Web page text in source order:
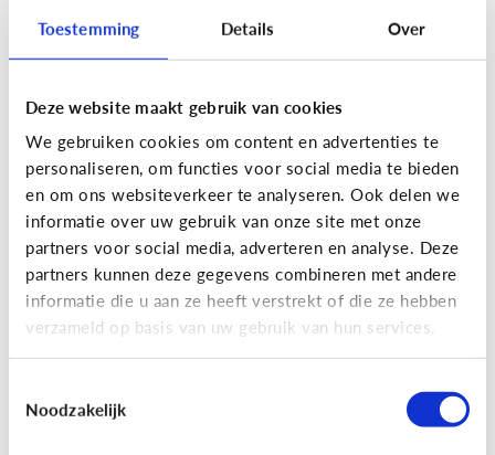
Toestemming Details Over
Deze website maakt gebruik van cookies
We gebruiken cookies om content en advertenties te
personaliseren, om functies voor social media te bieden
en om ons websiteverkeer te analyseren. Ook delen we
informatie over uw gebruik van onze site met onze
partners voor social media, adverteren en analyse. Deze
partners kunnen deze gegevens combineren met andere
informatie die u aan ze heeft verstrekt of die ze hebben
verzameld op basis van uw gebruik van hun services.
Noodzakelijk
Privacy
Moet ik aan mijn kind uitleggen
wat 'recht op afbeelding' is?
Staat jou kind stil bij het maken en verspreiden
van foto’s en filmpjes waar anderen op staan? Of
deelt jouw kind zomaar alles van iedereen op
Facebook of Snapchat?